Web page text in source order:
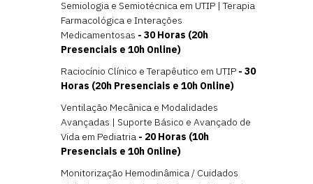
Semiologia e Semiotécnica em UTIP | Terapia
Farmacológica e Interações
Medicamentosas - 30 Horas (20h
Presenciais e 10h Online)
Raciocínio Clínico e Terapêutico em UTIP - 30
Horas (20h Presenciais e 10h Online)
Ventilação Mecânica e Modalidades
Avançadas | Suporte Básico e Avançado de
Vida em Pediatria - 20 Horas (10h
Presenciais e 10h Online)
Monitorização Hemodinâmica / Cuidados